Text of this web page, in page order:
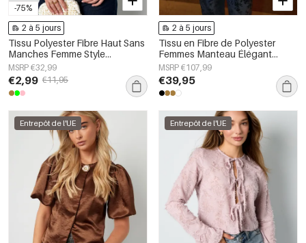
-75%
2 à 5 jours
Tissu Polyester Fibre Haut Sans
Manches Femme Style
Décontracté Détail Nœud
MSRP €32,99
€2,99 €11,95
2 à 5 jours
Tissu en Fibre de Polyester
Femmes Manteau Élégant
Couleur Unie Automne/Hiver
MSRP €107,99
€39,95
Entrepôt de l'UE Entrepôt de l'UE